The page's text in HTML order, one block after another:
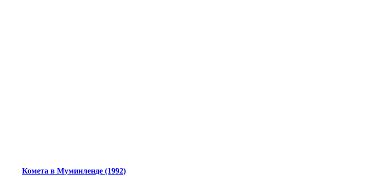
Комета в Муминленде (1992)